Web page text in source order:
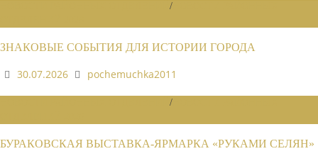
/
ЗНАКОВЫЕ СОБЫТИЯ ДЛЯ ИСТОРИИ ГОРОДА
30.07.2026
pochemuchka2011
/
БУРАКОВСКАЯ ВЫСТАВКА-ЯРМАРКА «РУКАМИ СЕЛЯН»